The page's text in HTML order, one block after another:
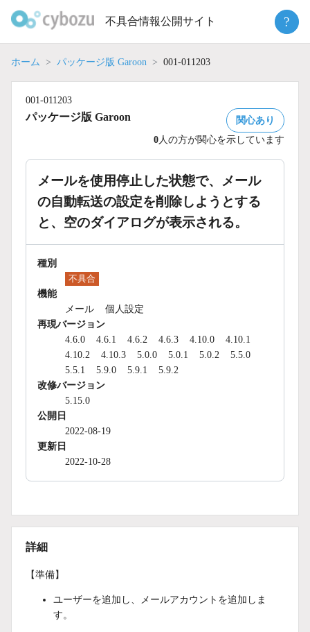
不具合情報公開サイト ?
ホーム パッケージ版 Garoon 001-011203
001-011203
パッケージ版 Garoon
関心あり
0 人の方が関心を示しています
メールを使用停止した状態で、メール
の自動転送の設定を削除しようとする
と、空のダイアログが表示される。
種別
不具合
機能
メール
個人設定
再現バージョン
4.6.0
4.6.1 4.6.2 4.6.3 4.10.0
4.10.1
4.10.2
4.10.3 5.0.0 5.0.1 5.0.2
5.5.0
5.5.1
5.9.0 5.9.1
5.9.2
改修バージョン
5.15.0
公開日
2022-08-19
更新日
2022-10-28
詳細
【準備】
ユーザーを追加し、メールアカウントを追加しま
す。